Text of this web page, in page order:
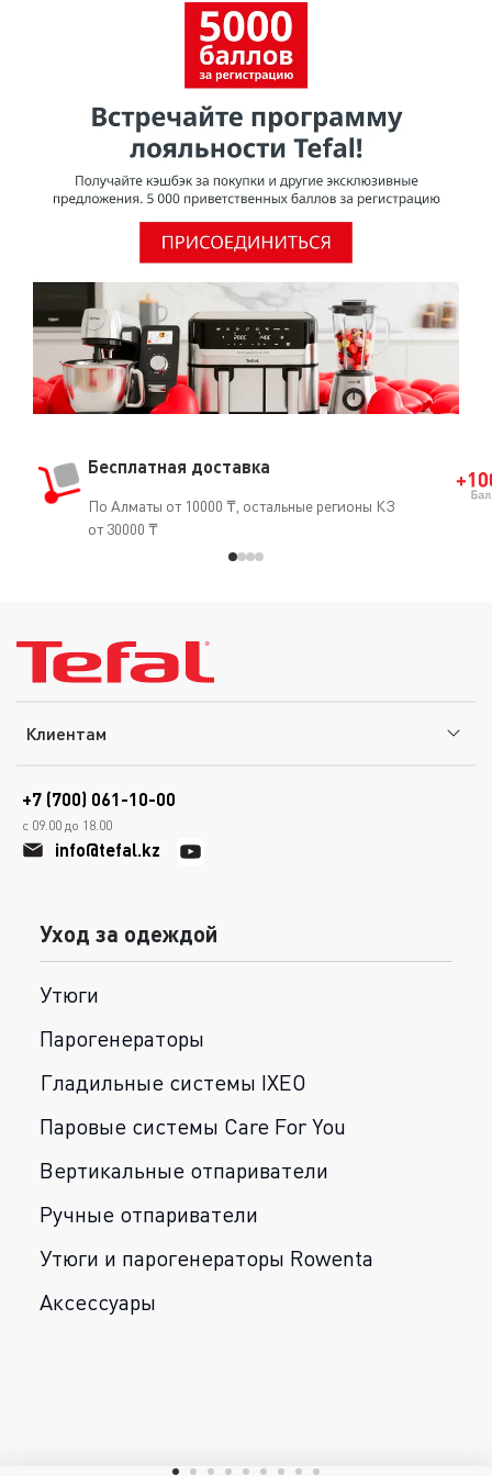
весы таким образом, чтобы стопы были расположены
на электродах. Внимание! Слишком большое
количество огрубевшей кожи на стопах может влиять
на измерение. • Рекомендуется проводить
взвешивание утром через четверть часа после
пробуждения. Это важно, потому что в это время суток
вода распределена в нижних конечностях. Также
проследите, чтобы ноги (бедра, колени, лодыжки) или
стопы не соприкасались. Если необходимо, проложите
лист бумаги между ногами.
Бесплатная доставка
По Алматы от 10000 ₸, остальные регионы КЗ
от 30000 ₸
Клиентам
+7 (700) 061-10-00
с 09.00 до 18.00
info@tefal.kz
Уход за одеждой
Утюги
Парогенераторы
Гладильные системы IXEO
Паровые системы Care For You
Вертикальные отпариватели
Ручные отпариватели
Утюги и парогенераторы Rowenta
Аксессуары